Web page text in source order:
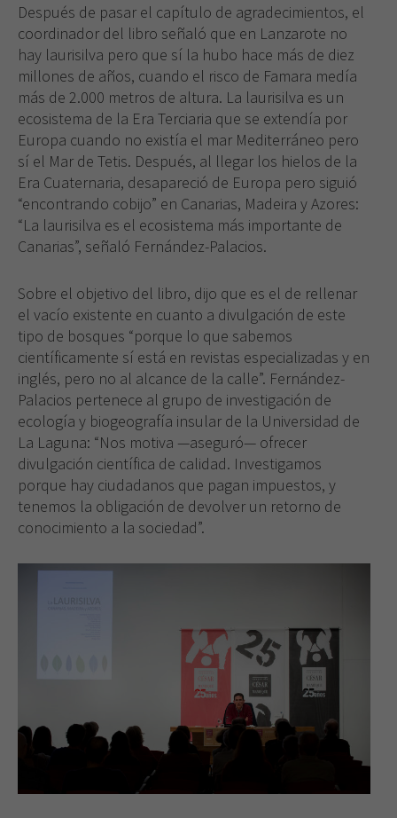
Después de pasar el capítulo de agradecimientos, el
coordinador del libro señaló que en Lanzarote no
hay laurisilva pero que sí la hubo hace más de diez
millones de años, cuando el risco de Famara medía
más de 2.000 metros de altura. La laurisilva es un
ecosistema de la Era Terciaria que se extendía por
Europa cuando no existía el mar Mediterráneo pero
sí el Mar de Tetis. Después, al llegar los hielos de la
Era Cuaternaria, desapareció de Europa pero siguió
“encontrando cobijo” en Canarias, Madeira y Azores:
“La laurisilva es el ecosistema más importante de
Canarias”, señaló Fernández-Palacios.
Sobre el objetivo del libro, dijo que es el de rellenar
el vacío existente en cuanto a divulgación de este
tipo de bosques “porque lo que sabemos
científicamente sí está en revistas especializadas y en
inglés, pero no al alcance de la calle”. Fernández-
Palacios pertenece al grupo de investigación de
ecología y biogeografía insular de la Universidad de
La Laguna: “Nos motiva —aseguró— ofrecer
divulgación científica de calidad. Investigamos
porque hay ciudadanos que pagan impuestos, y
tenemos la obligación de devolver un retorno de
conocimiento a la sociedad”.